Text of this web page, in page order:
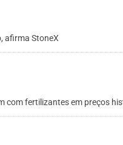
afirma StoneX
com fertilizantes em preços